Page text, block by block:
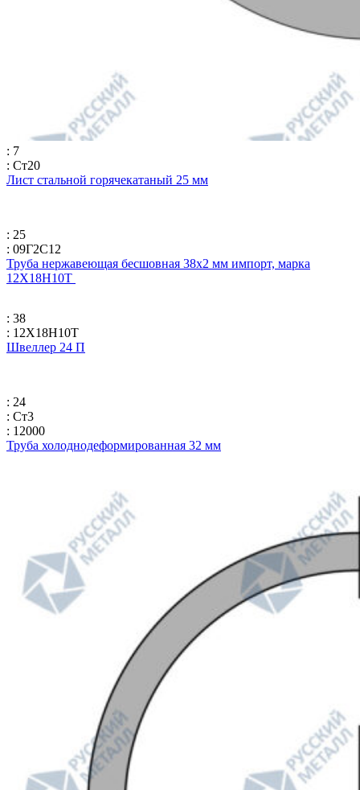
: 7
: Ст20
Лист стальной горячекатаный 25 мм
: 25
: 09Г2С12
Труба нержавеющая бесшовная 38х2 мм импорт, марка
12Х18Н10Т
: 38
: 12Х18Н10Т
Швеллер 24 П
: 24
: Ст3
: 12000
Труба холоднодеформированная 32 мм